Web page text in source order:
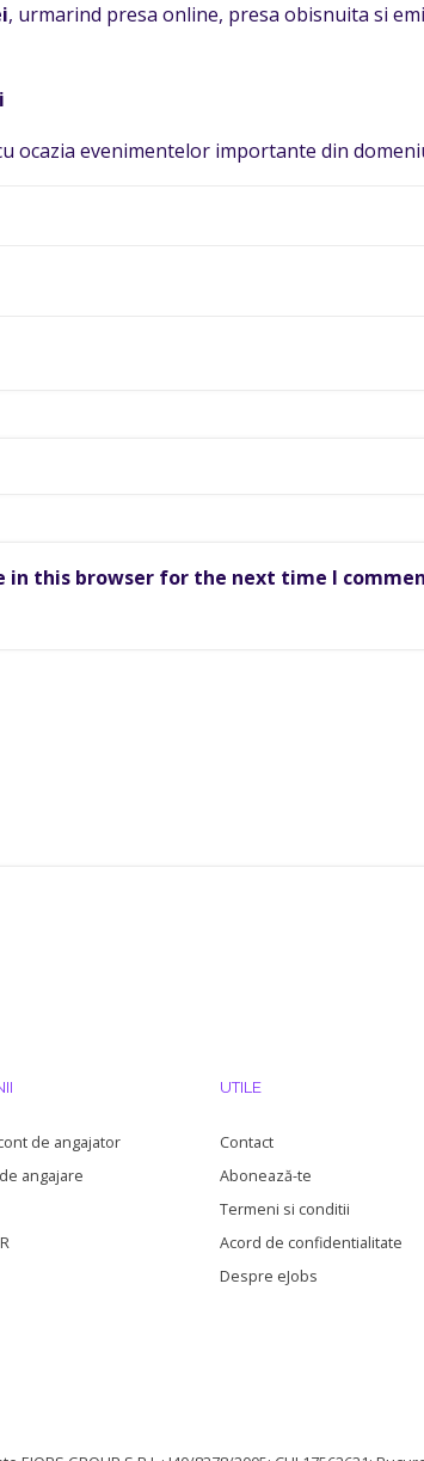
, urmarind presa online, presa obisnuita si
ocazia evenimentelor importante din
in this browser for the next time I
de angajator
angajare
UTILE
Contact
Abonează-te
Termeni si conditii
Acord de confidentialitate
Despre eJobs